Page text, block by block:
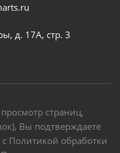
д. 17А, стр. 3
страниц,
Вы подтверждаете
Политикой обработки